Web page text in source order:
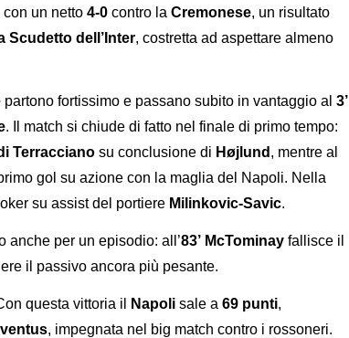
con un netto 4-0 contro la Cremonese, un risultato
Scudetto dell’Inter, costretta ad aspettare almeno
partono fortissimo e passano subito in vantaggio al 3’
. Il match si chiude di fatto nel finale di primo tempo:
Terracciano su conclusione di Højlund , mentre al
gol su azione con la maglia del Napoli. Nella
su assist del portiere Milinkovic-Savic.
anche per un episodio: all’83’ McTominay fallisce il
il passivo ancora più pesante.
questa vittoria il Napoli sale a 69 punti,
, impegnata nel big match contro i rossoneri.